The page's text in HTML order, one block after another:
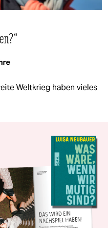
Weltkrieg haben vieles